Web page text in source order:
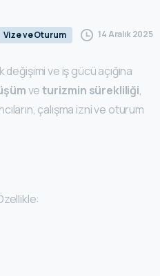
Vize ve Oturum 14 Aralık 2025
ve iş gücü açığına
veturizmin sürekliliği,
çalışma izni ve oturum